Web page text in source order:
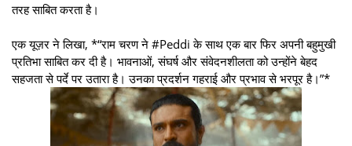
तरह साबित करता है।
एक यूज़र ने लिखा, *“राम चरण ने #Peddi के साथ एक बार फिर अपनी बहुमुखी
प्रतिभा साबित कर दी है। भावनाओं, संघर्ष और संवेदनशीलता को उन्होंने बेहद
सहजता से पर्दे पर उतारा है। उनका प्रदर्शन गहराई और प्रभाव से भरपूर है।”*